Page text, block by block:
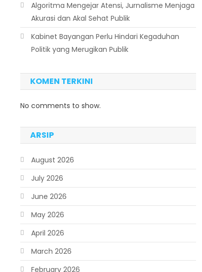
Algoritma Mengejar Atensi, Jurnalisme Menjaga
Akurasi dan Akal Sehat Publik
Kabinet Bayangan Perlu Hindari Kegaduhan
Politik yang Merugikan Publik
KOMEN TERKINI
No comments to show.
ARSIP
August 2026
July 2026
June 2026
May 2026
April 2026
March 2026
February 2026